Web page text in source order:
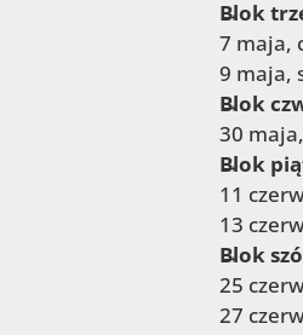
Blok
7 maja,
9 maja,
Blok
30
Blok
11
13
Blok
25
27